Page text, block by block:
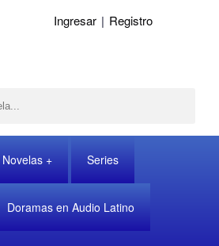
Ingresar | Registro
Novelas Series
Doramas en Audio Latino